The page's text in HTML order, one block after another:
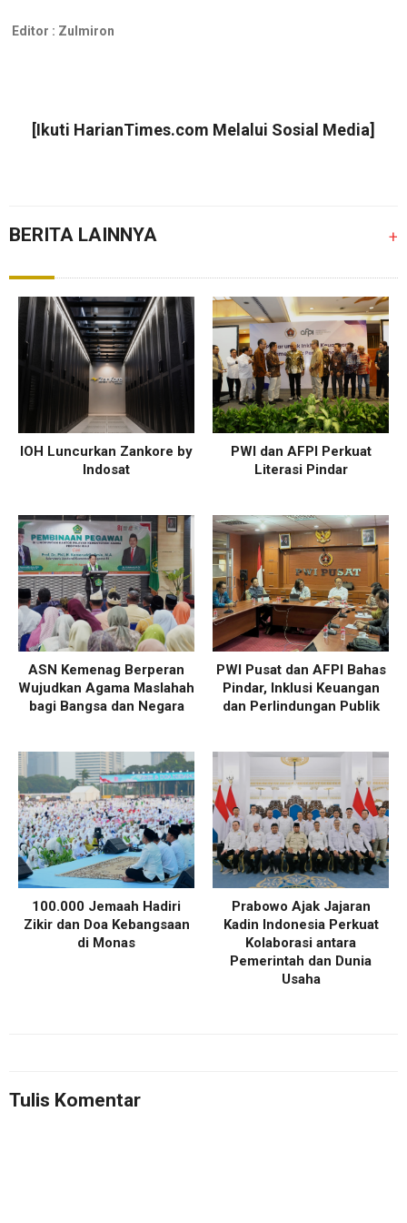
Editor : Zulmiron
[Ikuti HarianTimes.com Melalui Sosial Media]
BERITA LAINNYA +
IOH Luncurkan Zankore by
Indosat
PWI dan AFPI Perkuat
Literasi Pindar
ASN Kemenag Berperan
Wujudkan Agama Maslahah
bagi Bangsa dan Negara
PWI Pusat dan AFPI Bahas
Pindar, Inklusi Keuangan
dan Perlindungan Publik
100.000 Jemaah Hadiri
Zikir dan Doa Kebangsaan
di Monas
Prabowo Ajak Jajaran
Kadin Indonesia Perkuat
Kolaborasi antara
Pemerintah dan Dunia
Usaha
Tulis Komentar